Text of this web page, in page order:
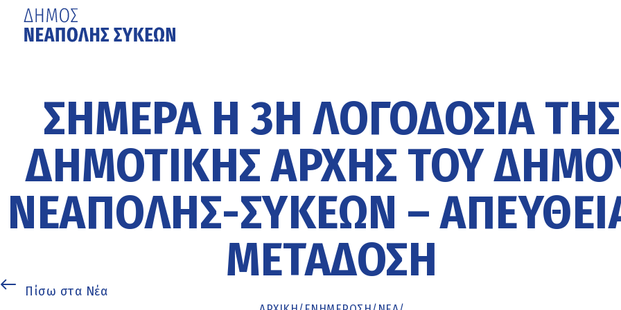
περιεχόμενο
ΣΗΜΕΡΑ Η 3Η ΛΟΓΟΔΟΣΙΑ ΤΗΣ
ΔΗΜΟΤΙΚΗΣ ΑΡΧΗΣ ΤΟΥ
ΝΕΑΠΟΛΗΣ-ΣΥΚΕΩΝ –
ΜΕΤΑΔΟΣΗ
Πίσω στα Νέα